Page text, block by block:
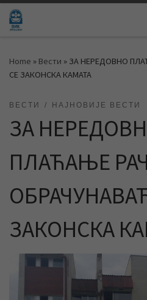
Skip to content
Home » Вести » ЗА НЕРЕДОВНО
СЕ ЗАКОНСКА КАМАТА
ВЕСТИ НАЈНОВИЈЕ ВЕСТИ
ЗА
ПЛАЋАЊЕ
ЗАКОНСКА